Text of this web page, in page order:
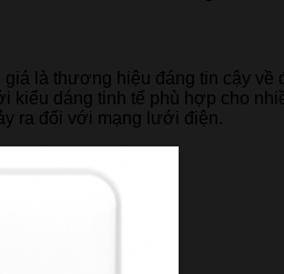
là thương hiệu đáng tin cậy về
kiểu dáng tinh tế phù hợp cho
ra đối với mạng lưới điện.